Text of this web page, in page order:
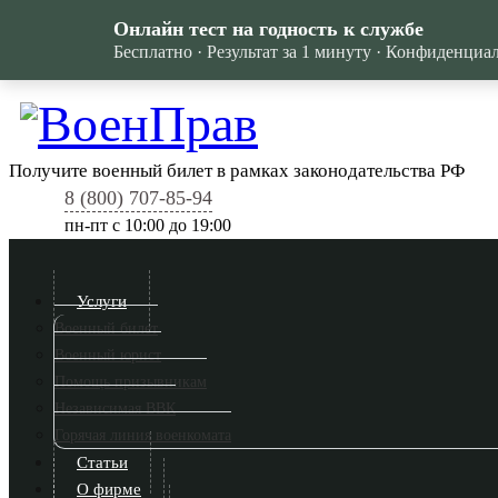
Получите военный билет в рамках законодательства РФ
8 (800) 707-85-94
пн-пт c 10:00 до 19:00
Услуги
Военный билет
Военный юрист
Помощь призывникам
Независимая ВВК
Горячая линия военкомата
Статьи
О фирме
Онлайн тест на годность к службе
Бесплатно · Результат за 1 минуту ·